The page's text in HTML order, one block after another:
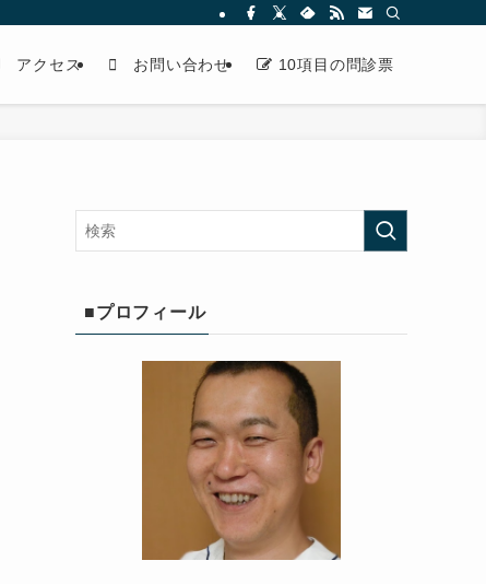
アクセス お問い合わせ 10項目の問診票
■プロフィール